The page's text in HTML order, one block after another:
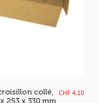
collé,
253 x 330 mm
CHF4.10